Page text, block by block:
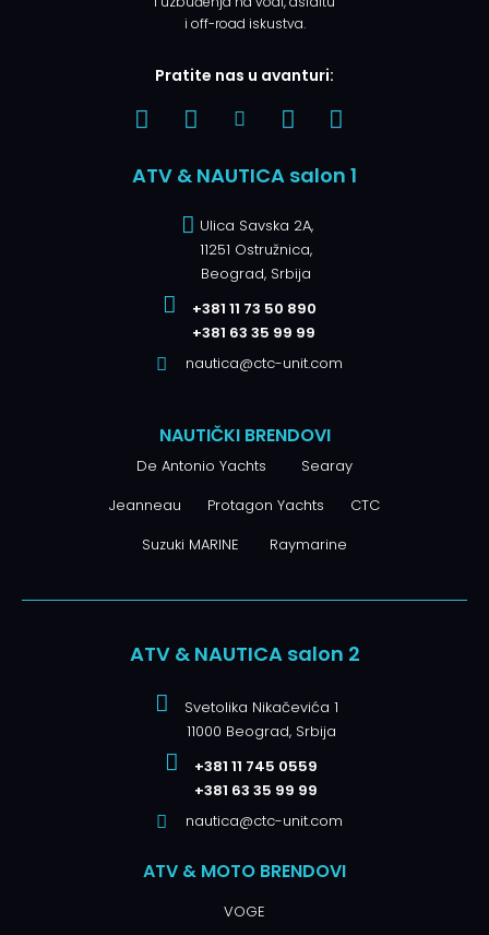
i off-road iskustva.
Pratite nas u avanturi:
ATV & NAUTICA salon 1
Ulica Savska 2A,
11251 Ostružnica,
Beograd, Srbija
+381 11 73 50 890
+381 63 35 99 99
nautica@ctc-unit.com
NAUTIČKI BRENDOVI
De Antonio Yachts
Searay
Jeanneau Protagon Yachts
CTC
Suzuki MARINE Raymarine
ATV & NAUTICA salon 2
Svetolika Nikačevića 1
11000 Beograd, Srbija
+381 11 745 0559
+381 63 35 99 99
nautica@ctc-unit.com
ATV & MOTO BRENDOVI
VOGE